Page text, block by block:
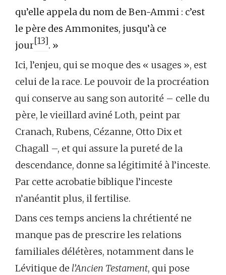
qu’elle appela du nom de Ben-Ammi : c’est
le père des Ammonites, jusqu’à ce
jour[13]. »
Ici, l’enjeu, qui se moque des « usages », est
celui de la race. Le pouvoir de la procréation
qui conserve au sang son autorité – celle du
père, le vieillard aviné Loth, peint par
Cranach, Rubens, Cézanne, Otto Dix et
Chagall –, et qui assure la pureté de la
descendance, donne sa légitimité à l’inceste.
Par cette acrobatie biblique l’inceste
n’anéantit plus, il fertilise.
Dans ces temps anciens la chrétienté ne
manque pas de prescrire les relations
familiales délétères, notamment dans le
Lévitique de l’Ancien Testament, qui pose